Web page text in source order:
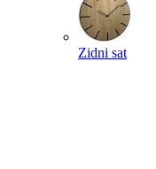
Zidni sat